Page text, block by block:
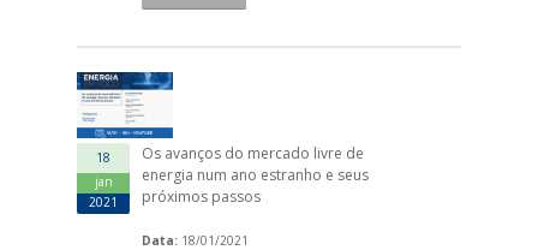
18
jan
2021
Os avanços do mercado livre de
energia num ano estranho e seus
próximos passos
Data: 18/01/2021